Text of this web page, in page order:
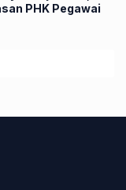
PHK Pegawai